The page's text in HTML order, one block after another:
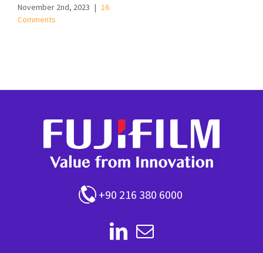
November 2nd, 2023 | 16
Comments
+90 216 380 6000